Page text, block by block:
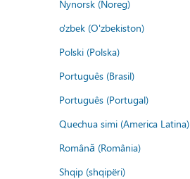
Nynorsk (Noreg)
o'zbek (O'zbekiston)
Polski (Polska)
Português (Brasil)
Português (Portugal)
Quechua simi (America Latina)
Română (România)
Shqip (shqipëri)